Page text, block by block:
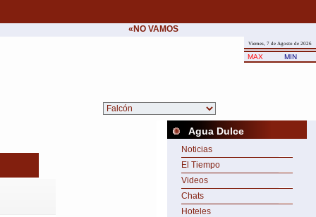
«NO VAMOS A CEDER NUNCA AL CHANTAJE
Viernes, 7 de Agosto de 2026
MAX MIN
Agua Dulce
Noticias
El Tiempo
Videos
Chats
Hoteles